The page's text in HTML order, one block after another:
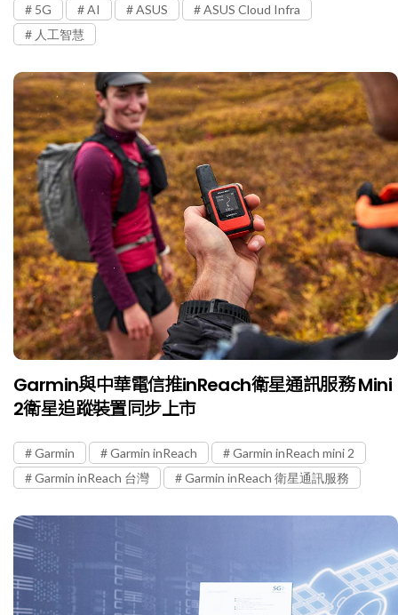
5G AI ASUS
ASUS Cloud Infra
人工智慧
Garmin與中華電信推inReach衛星通訊服務 Mini
2衛星追蹤裝置同步上市
Garmin Garmin inReach
Garmin inReach mini 2
Garmin inReach 台灣
Garmin inReach 衛星通訊服務